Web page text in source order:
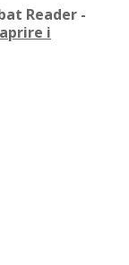
Reader -
i